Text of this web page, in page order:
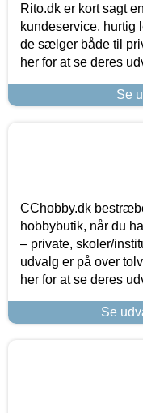
Rito.dk er kort sagt
kundeservice, hurtig
de sælger både til
her for at se deres
Se
CChobby.dk
hobbybutik, når du
– private, skoler/
udvalg er på over
her for at se deres
Se